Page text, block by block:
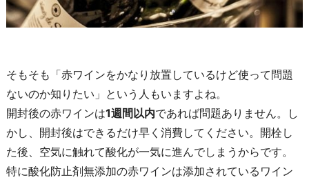
そもそも「赤ワインをかなり放置しているけど使って問題
ないのか知りたい」という人もいますよね。
開封後の赤ワインは1週間以内であれば問題ありません。し
かし、開封後はできるだけ早く消費してください。開栓し
た後、空気に触れて酸化が一気に進んでしまうからです。
特に酸化防止剤無添加の赤ワインは添加されているワイン